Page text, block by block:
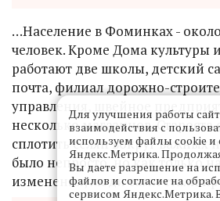
…Население в Фоминках -
человек. Кроме Дома культуры
работают две школы, детский
почта, филиал дорожно-
управления, швейное
несколько магазинов. Староста
сплотить селян вокруг важных
было непросто, но как только
изменения, люди сами стали
Для улучшения работы
взаимодействия с
используем файлы cookie и
Яндекс.Метрика.
Вы даете разрешение на
файлов и согласие на
сервисом Яндекс.Метрика.